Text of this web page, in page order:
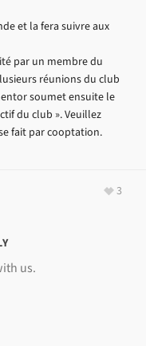
et la fera suivre aux
par un membre du
réunions du club
soumet ensuite le
du club ». Veuillez
fait par cooptation.
3
us.